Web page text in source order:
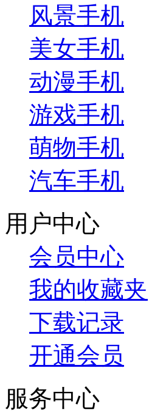
风景手机
美女手机
动漫手机
游戏手机
萌物手机
汽车手机
用户中心
会员中心
我的收藏夹
下载记录
开通会员
服务中心